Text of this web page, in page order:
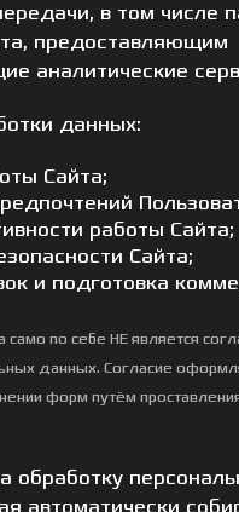
в том числе
предоставляющим
аналитические
данных:
Сайта;
работы Сайта;
Сайта;
и подготовка
само по себе НЕ является
данных. Согласие
форм путём
обработку
автоматически